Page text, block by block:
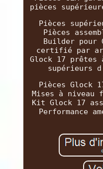
pièces
Pièces
Pièces
Builder pour
certifié par
Glock 17 prêtes
supérieurs
Pièces Glock
Mises à niveau
Kit Glock 17
Performance